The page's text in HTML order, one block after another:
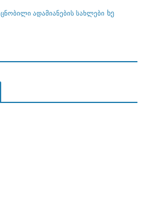
ცნობილი ადამიანების სახლები ხე